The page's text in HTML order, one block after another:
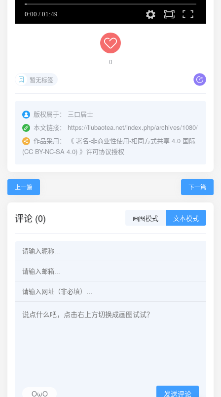
0
暂无标签
版权属于：
三口居士
本文链接：
https://liubaotea.net/index.php/archives/1080/
作品采用：
《 署名-非商业性使用-相同方式共享 4.0 国际
(CC BY-NC-SA 4.0) 》许可协议授权
上一篇 下一篇
评论 (0) 画图模式 文本模式
OωO 发送评论